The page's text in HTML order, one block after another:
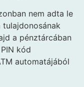
nem adta le
a pénztárcában
kód
automatájából